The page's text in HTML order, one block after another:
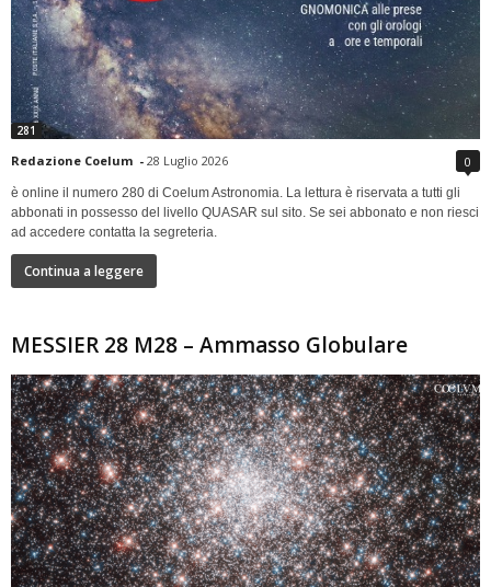
281
Redazione Coelum - 28 Luglio 2026 0
è online il numero 280 di Coelum Astronomia. La lettura è riservata a tutti gli
abbonati in possesso del livello QUASAR sul sito. Se sei abbonato e non riesci
ad accedere contatta la segreteria.
Continua a leggere
MESSIER 28 M28 – Ammasso Globulare